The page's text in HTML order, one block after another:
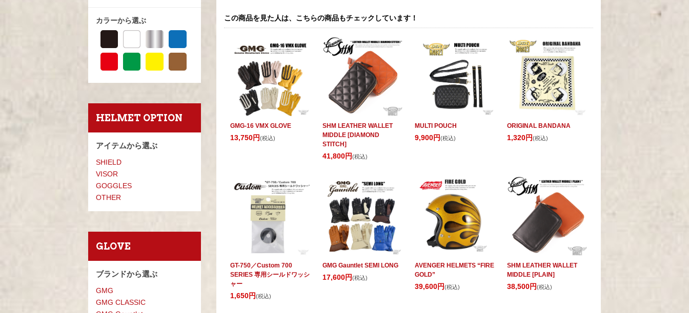
カラーから選ぶ
HELMET OPTION
アイテムから選ぶ
SHIELD
VISOR
GOGGLES
OTHER
GLOVE
ブランドから選ぶ
GMG
GMG CLASSIC
この商品を見た人は、こちらの商品もチェックしています！
GMG-16 VMX GLOVE
13,750円(税込)
SHM LEATHER WALLET
MIDDLE [DIAMOND
STITCH]
41,800円(税込)
MULTI POUCH
9,900円(税込)
ORIGINAL BANDANA
1,320円(税込)
GT-750／Custom 700
SERIES 専用シールドワッシ
ャー
1,650円(税込)
GMG Gauntlet SEMI LONG
17,600円(税込)
AVENGER HELMETS “FIRE
GOLD”
39,600円(税込)
SHM LEATHER WALLET
MIDDLE [PLAIN]
38,500円(税込)